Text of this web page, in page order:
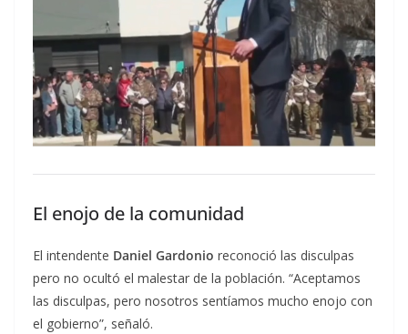
El enojo de la comunidad
El intendente Daniel Gardonio reconoció las disculpas
pero no ocultó el malestar de la población. “Aceptamos
las disculpas, pero nosotros sentíamos mucho enojo con
el gobierno”, señaló.